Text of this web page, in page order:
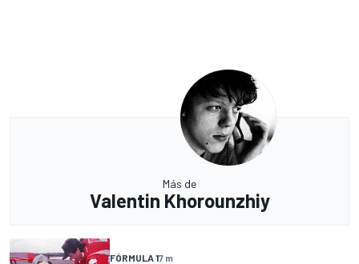
Más de
Valentin Khorounzhiy
FÓRMULA 17 m